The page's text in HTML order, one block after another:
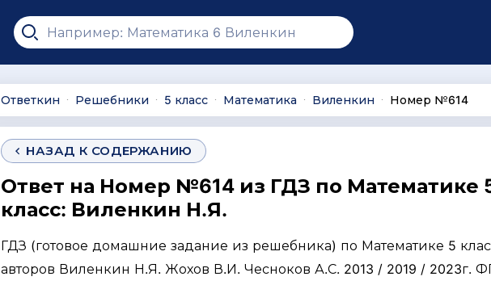
Ответкин ∙ Решебники ∙ 5 класс ∙ Математика ∙ Виленкин ∙ Номер №614
НАЗАД К СОДЕРЖАНИЮ
Ответ на Номер №614 из ГДЗ по Математике
класс: Виленкин Н.Я.
ГДЗ (готовое домашние задание из решебника) по Математике 5
авторов Виленкин Н.Я. Жохов В.И. Чесноков А.С. 2013 / 2019 / 2023г.